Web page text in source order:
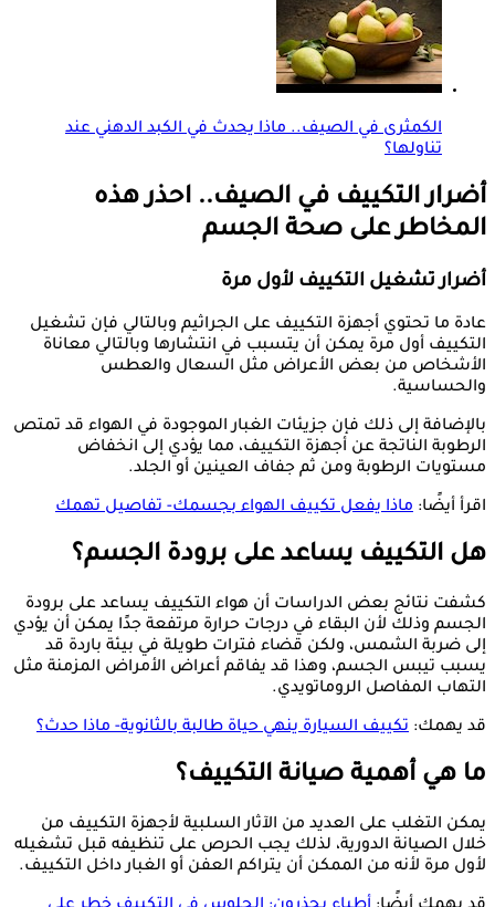
الكمثرى في الصيف.. ماذا يحدث في الكبد الدهني عند
تناولها؟
أضرار التكييف في الصيف.. احذر هذه
المخاطر على صحة الجسم
أضرار تشغيل التكييف لأول مرة
عادة ما تحتوي أجهزة التكييف على الجراثيم وبالتالي فإن تشغيل
التكييف أول مرة يمكن أن يتسبب في انتشارها وبالتالي معاناة
الأشخاص من بعض الأعراض مثل السعال والعطس
والحساسية.
بالإضافة إلى ذلك فإن جزيئات الغبار الموجودة في الهواء قد تمتص
الرطوبة الناتجة عن أجهزة التكييف، مما يؤدي إلى انخفاض
مستويات الرطوبة ومن ثم جفاف العينين أو الجلد.
اقرأ أيضًا: ماذا يفعل تكييف الهواء بجسمك- تفاصيل تهمك
هل التكييف يساعد على برودة الجسم؟
كشفت نتائج بعض الدراسات أن هواء التكييف يساعد على برودة
الجسم وذلك لأن البقاء في درجات حرارة مرتفعة جدًا يمكن أن يؤدي
إلى ضربة الشمس، ولكن قضاء فترات طويلة في بيئة باردة قد
يسبب تيبس الجسم، وهذا قد يفاقم أعراض الأمراض المزمنة مثل
التهاب المفاصل الروماتويدي.
قد يهمك: تكييف السيارة ينهي حياة طالبة بالثانوية- ماذا حدث؟
ما هي أهمية صيانة التكييف؟
يمكن التغلب على العديد من الآثار السلبية لأجهزة التكييف من
خلال الصيانة الدورية، لذلك يجب الحرص على تنظيفه قبل تشغيله
لأول مرة لأنه من الممكن أن يتراكم العفن أو الغبار داخل التكييف.